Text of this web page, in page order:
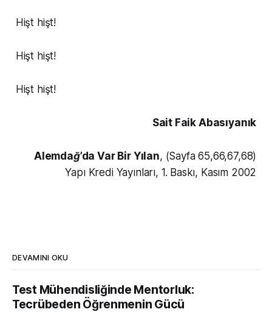
Hişt hişt!
Hişt hişt!
Hişt hişt!
Sait Faik Abasıyanık
Alemdağ’da Var Bir Yılan, (Sayfa 65,66,67,68)
Yapı Kredi Yayınları, 1. Baskı, Kasım 2002
DEVAMINI OKU
Test Mühendisliğinde Mentorluk:
Tecrübeden Öğrenmenin Gücü